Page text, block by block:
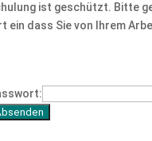
ist geschützt. Bitte
ein dass Sie von Ihrem